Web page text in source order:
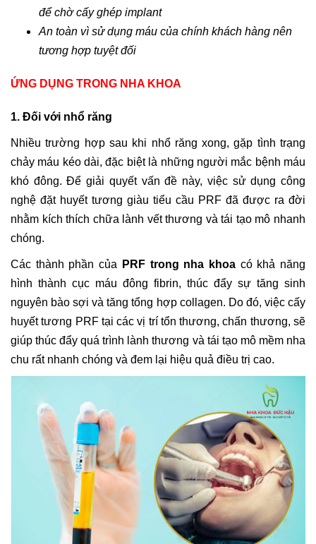
để chờ cấy ghép implant
An toàn vì sử dụng máu của chính khách hàng nên
tương hợp tuyệt đối
ỨNG DỤNG TRONG NHA KHOA
1. Đối với nhổ răng
Nhiều trường hợp sau khi nhổ răng xong, gặp tình trạng
chảy máu kéo dài, đặc biệt là những người mắc bệnh máu
khó đông. Để giải quyết vấn đề này, việc sử dụng công
nghệ đặt huyết tương giàu tiểu cầu PRF đã được ra đời
nhằm kích thích chữa lành vết thương và tái tạo mô nhanh
chóng.
Các thành phần của PRF trong nha khoacó khả năng
hình thành cục máu đông fibrin, thúc đẩy sự tăng sinh
nguyên bào sợi và tăng tổng hợp collagen. Do đó, việc cấy
huyết tương PRF tại các vị trí tổn thương, chấn thương, sẽ
giúp thúc đẩy quá trình lành thương và tái tạo mô mềm nha
chu rất nhanh chóng và đem lại hiệu quả điều trị cao.